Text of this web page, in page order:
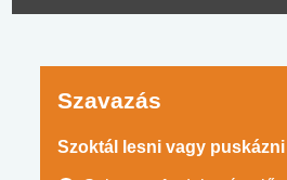
Szavazás
Szoktál lesni vagy